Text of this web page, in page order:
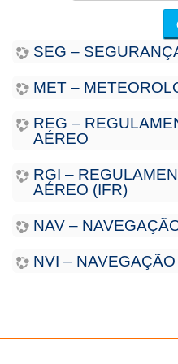
SEG –
MET –
REG –
AÉREO
RGI –
AÉREO (IFR)
NAV –
NVI –